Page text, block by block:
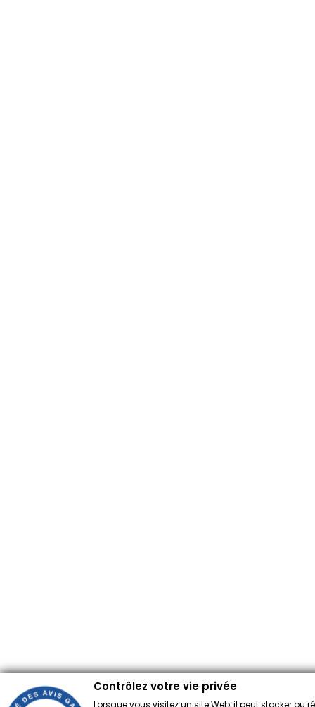
Contrôlez votre vie privée
Lorsque vous visitez un site Web, il peut stocker ou